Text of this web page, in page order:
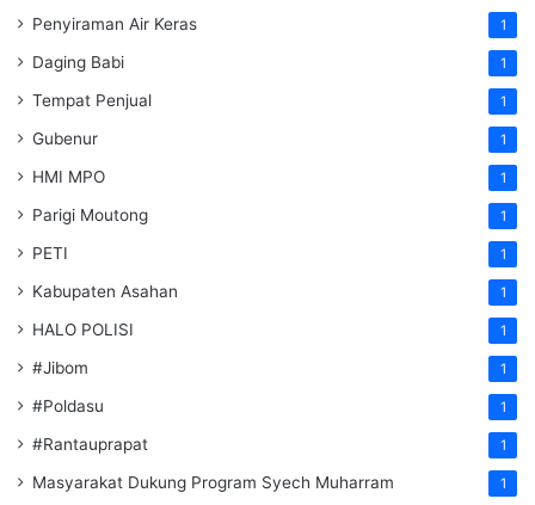
Penyiraman Air Keras 1
Daging Babi 1
Tempat Penjual 1
Gubenur 1
HMI MPO 1
Parigi Moutong 1
PETI 1
Kabupaten Asahan 1
HALO POLISI 1
#Jibom 1
#Poldasu 1
#Rantauprapat 1
Masyarakat Dukung Program Syech Muharram 1